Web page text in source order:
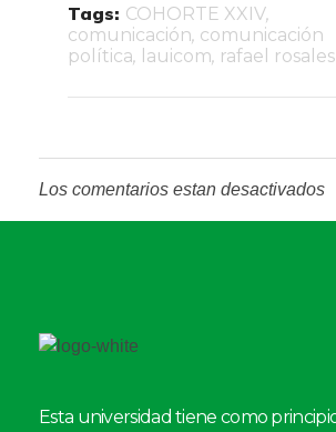
Tags: COHORTE XXIV,
comunicación, comunicación
política, lauicom, rafael rosales
Los comentarios estan desactivados
Esta universidad tiene como